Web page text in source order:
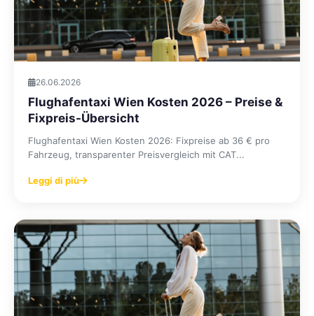
26.06.2026
Flughafentaxi Wien Kosten 2026 – Preise &
Fixpreis-Übersicht
Flughafentaxi Wien Kosten 2026: Fixpreise ab 36 € pro
Fahrzeug, transparenter Preisvergleich mit CAT...
Leggi di più